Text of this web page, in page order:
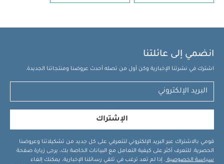
انضمي إلى عائلتنا
اشترك في نشرتنا الإخبارية وكن أول من تصله أحدث عروضنا ومنتجاتنا الجديدة.
الإشتراك
قومي بالاشتراك عبر البريد الإلكتروني لتتعرفي على كل جديد من تشكيلاتنا وعروضنا
الحصرية. للتعرف أكثر على كيفية التعامل مع البيانات الخاصة بك، يرجى زيارة صفحة
سياسة الخصوصية . إذا لم تعد ترغب في تلقي رسائلنا الإخبارية، يمكنك إلغاء